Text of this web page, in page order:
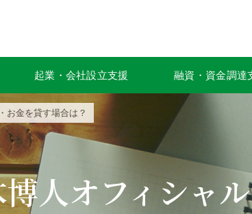
起業・会社設立支援 融資・資金調達
お金を貸す場合は？
人オフィシャ